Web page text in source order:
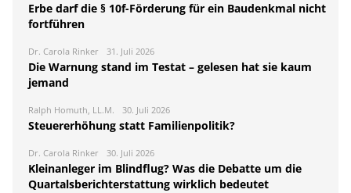
Erbe darf die § 10f-Förderung für ein Baudenkmal nicht
fortführen
Dr. Carola Rinker 31. Juli 2026
Die Warnung stand im Testat – gelesen hat sie kaum
jemand
Ralph Homuth, LL.M. 30. Juli 2026
Steuererhöhung statt Familienpolitik?
Dr. Carola Rinker 30. Juli 2026
Kleinanleger im Blindflug? Was die Debatte um die
Quartalsberichterstattung wirklich bedeutet